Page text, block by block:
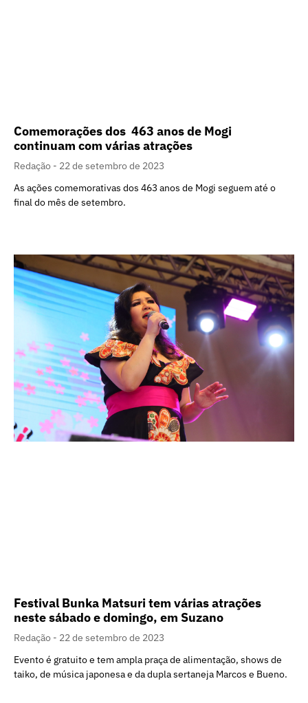
Comemorações dos 463 anos de Mogi
continuam com várias atrações
Redação
22 de setembro de 2023
As ações comemorativas dos 463 anos de Mogi seguem até o
final do mês de setembro.
Festival Bunka Matsuri tem várias atrações
neste sábado e domingo, em Suzano
Redação
22 de setembro de 2023
Evento é gratuito e tem ampla praça de alimentação, shows de
taiko, de música japonesa e da dupla sertaneja Marcos e Bueno.